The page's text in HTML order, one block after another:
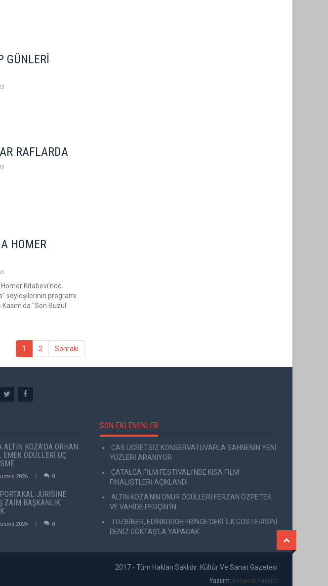
GÜNLERİ
RAFLARDA
HOMER
Homer Kitabevi'nde
söyleşilerinin programı
Kasım'da "Son Buzul
1 2 Sonraki
ALTIN KOZA'DA ORHAN
EMEK ÖDÜLLERİ ÜÇ
2026 0
JÜRİSİNE
ZAİM BAŞKANLIK
2026 0
SON EKLENENLER
CAS ÜCRETSİZ KONSERVATUVARLA SAHNENİN YENİ
YÜZLERİ ARANIYOR
ÇATALCA FİLM FESTİVALİ'NDE KISA FİLM
FİNALİSTLERİ AÇIKLANDI
ALTIN KOZA'NIN ONUR ÖDÜLLERİ FERZAN ÖZPETEK
VE VAHİDE PERÇİN'İN
TUZBİBER, EDİNBURGH FRİNGE'DEKİ İLK GÖSTERİSİNİ
DENİZ GÖKTAŞ'LA YAPACAK
2017 - Tüm Hakları Saklıdır. Kültür Ve Sanat Gazetesi
Yazılım: Network Yazılım